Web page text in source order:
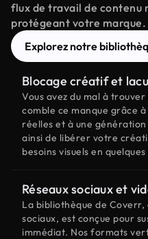
flux de travail de contenu
protégeant votre marque.
Explorez notre
Blocage créatif et
Vous avez du mal à
comble ce manque grâce
réelles et à une
ainsi de libérer votre
besoins visuels en
Réseaux sociaux et
La bibliothèque de
sociaux, est conçue pour
immédiat. Nos formats